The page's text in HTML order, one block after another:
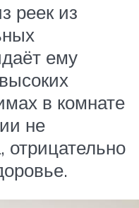
реек из
ему
в комнате
не